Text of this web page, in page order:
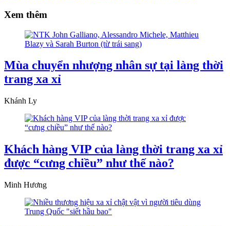
Xem thêm
Mùa chuyển nhượng nhân sự tại làng thời
trang xa xỉ
Khánh Ly
Khách hàng VIP của làng thời trang xa xỉ
được “cưng chiều” như thế nào?
Minh Hương